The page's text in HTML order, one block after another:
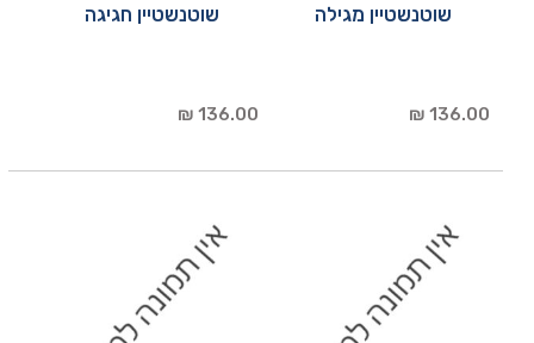
שוטנשטיין מגילה
136.00 ₪
שוטנשטיין חגיגה
136.00 ₪